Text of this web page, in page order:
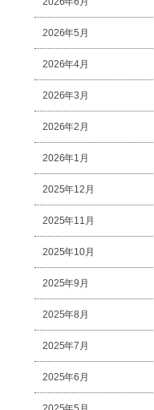
2026年5月
2026年4月
2026年3月
2026年2月
2026年1月
2025年12月
2025年11月
2025年10月
2025年9月
2025年8月
2025年7月
2025年6月